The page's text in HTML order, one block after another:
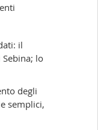
il
lo
degli
semplici,